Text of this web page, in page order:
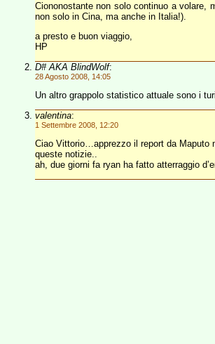
Ciononostante non solo continuo a volare,
non solo in Cina, ma anche in Italia!).
a presto e buon viaggio,
HP
D# AKA BlindWolf:
28 Agosto 2008, 14:05
Un altro grappolo statistico attuale sono i
valentina:
1 Settembre 2008, 12:20
Ciao Vittorio…apprezzo il report da Maputo
queste notizie..
ah, due giorni fa ryan ha fatto atterraggio